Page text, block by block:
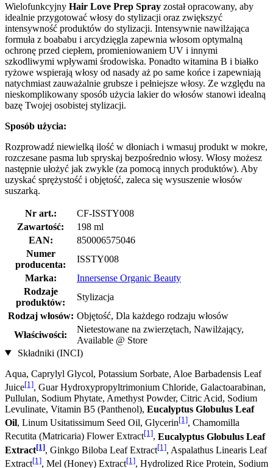
Wielofunkcyjny Hair Love Prep Spray został opracowany, aby
idealnie przygotować włosy do stylizacji oraz zwiększyć
intensywność produktów do stylizacji. Intensywnie nawilżająca
formuła z boababu i arcydzięgla zapewnia włosom optymalną
ochronę przed ciepłem, promieniowaniem UV i innymi
szkodliwymi wpływami środowiska. Ponadto witamina B i białko
ryżowe wspierają włosy od nasady aż po same końce i zapewniają
natychmiast zauważalnie grubsze i pełniejsze włosy. Ze względu na
nieskomplikowany sposób użycia lakier do włosów stanowi idealną
bazę Twojej osobistej stylizacji.
Sposób użycia:
Rozprowadź niewielką ilość w dłoniach i wmasuj produkt w mokre,
rozczesane pasma lub spryskaj bezpośrednio włosy. Włosy możesz
następnie ułożyć jak zwykle (za pomocą innych produktów). Aby
uzyskać sprężystość i objętość, zaleca się wysuszenie włosów
suszarką.
Nr art.:
CF-ISSTY008
Zawartość:
198 ml
EAN:
850006575046
Numer
producenta:
ISSTY008
Marka:
Innersense Organic Beauty
Rodzaje
produktów:
Stylizacja
Rodzaj włosów: Objętość, Dla każdego rodzaju włosów
Właściwości:
Nietestowane na zwierzętach, Nawilżający,
Available @ Store
Składniki (INCI)
Aqua, Caprylyl Glycol, Potassium Sorbate, Aloe Barbadensis Leaf
Juice[1], Guar Hydroxypropyltrimonium Chloride, Galactoarabinan,
Pullulan, Sodium Phytate, Amethyst Powder, Citric Acid, Sodium
Levulinate, Vitamin B5 (Panthenol), Eucalyptus Globulus Leaf
Oil, Linum Usitatissimum Seed Oil, Glycerin[1], Chamomilla
Recutita (Matricaria) Flower Extract[1], Eucalyptus Globulus Leaf
Extract[1], Ginkgo Biloba Leaf Extract[1], Aspalathus Linearis Leaf
Extract[1], Mel (Honey) Extract[1], Hydrolized Rice Protein, Sodium